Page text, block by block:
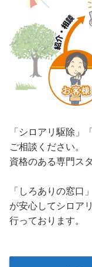
「シロアリ駆除」
ご相談ください。
資格のある専門ス
「しろありの窓口
が安心してシロア
行っております。